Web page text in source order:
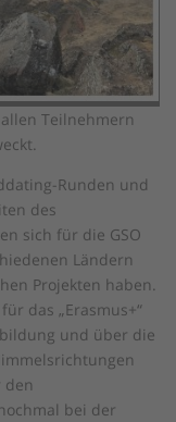
Teilnehmern
Runden und
des
sich für die GSO
Ländern
Projekten haben.
das „Erasmus+“
und über die
den
bei der